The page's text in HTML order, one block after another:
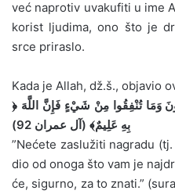
već naprotiv uvakufiti u ime
korist ljudima, ono što je
srce priraslo.
Kada je Allah, dž.š., objavio
﴿ لَنْ تَنَالُوا الْبِرَّ حَتَّى تُنْفِقُوا مِمَّا تُحِبُّونَ وَمَا تُنْفِقُوا مِنْ شَيْءٍ فَإِنَّ اللَّهَ
بِهِ عَلِيمٌ﴾ (آل عمران 92)
”Nećete zaslužiti nagradu
dio od onoga što vam je
će, sigurno, za to znati.”